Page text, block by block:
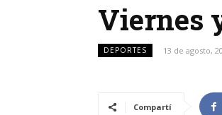
Viernes
DEPORTES 13 de agosto,
Compartí